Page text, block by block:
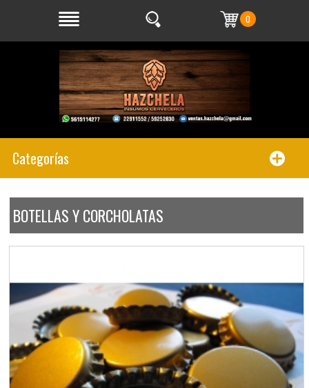
0
Categorías
BOTELLAS Y CORCHOLATAS